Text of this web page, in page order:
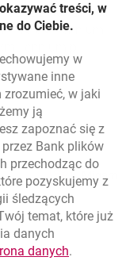
oddziałach Banku
TeleMillennium
Migam
się w nowej karcie
treści, w
do Ciebie.
w
inne
w jaki
ją
zapoznać się z
Bank plików
przechodząc do
się w nowym oknie
pozyskujemy z
śledzących
temat, które już
danych
danychlink
.